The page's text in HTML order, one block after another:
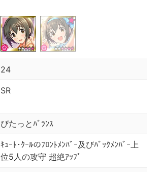
24
SR
ぴたっとﾊﾞﾗﾝｽ
ｷｭｰﾄ･ｸｰﾙのﾌﾛﾝﾄﾒﾝﾊﾞｰ及びﾊﾞｯｸﾒﾝﾊﾞｰ上
位5人の攻守 超絶ｱｯﾌﾟ